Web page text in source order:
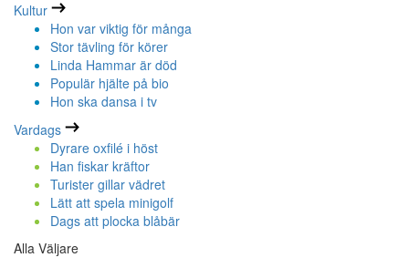
Kultur
Hon var viktig för många
Stor tävling för körer
Linda Hammar är död
Populär hjälte på bio
Hon ska dansa i tv
Vardags
Dyrare oxfilé i höst
Han fiskar kräftor
Turister gillar vädret
Lätt att spela minigolf
Dags att plocka blåbär
Alla Väljare